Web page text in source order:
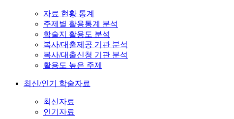
자료 현황 통계
주제별 활용통계 분석
학술지 활용도 분석
복사/대출제공 기관 분석
복사/대출신청 기관 분석
활용도 높은 주제
최신/인기 학술자료
최신자료
인기자료